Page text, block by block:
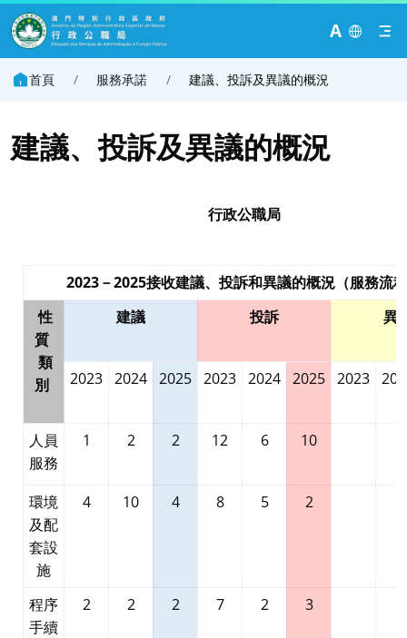
A
首頁 / 服務承諾 / 建議、投訴及異議的概況
建議、投訴及異議的概況
行政公職局
2023－2025接收建議、投訴和異議的概況（服務流
性
質
類
別
建議 投訴 異
2023 2024 2025 2023 2024 2025 2023
人員
服務
1 2 2 12 6 10
環境
及配
套設
施
4 10 4 8 5 2
程序
手續
2 2 2 7 2 3